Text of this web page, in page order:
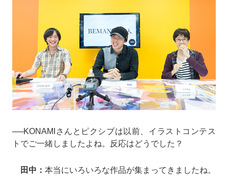
──KONAMIさんとピクシブは以前、イラストコンテス
トでご一緒しましたよね。反応はどうでした？
田中： 本当にいろいろな作品が集まってきましたね。